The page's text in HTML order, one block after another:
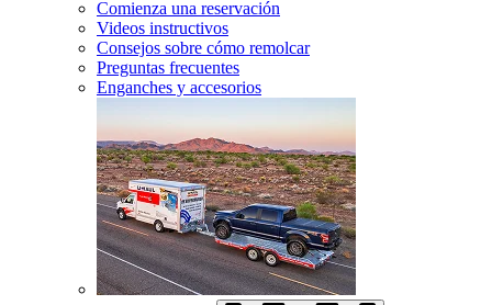
Comienza una reservación
Videos instructivos
Consejos sobre cómo remolcar
Preguntas frecuentes
Enganches y accesorios